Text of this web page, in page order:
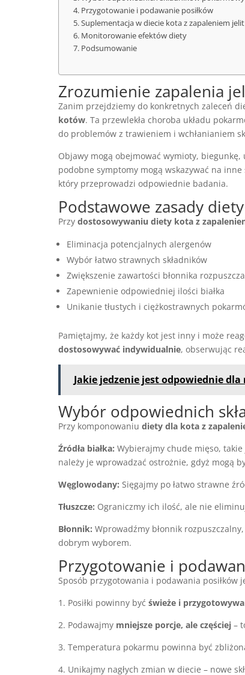
Przygotowanie i podawanie posiłków
Suplementacja w diecie kota z zapaleniem jelit
Monitorowanie efektów diety
Podsumowanie
Zrozumienie zapalenia
Zanim przejdziemy do konkretnych zaleceń
kotów. Ta przewlekła choroba układu
do problemów z trawieniem i wchłanianiem
Objawy mogą obejmować wymioty,
podobne symptomy mogą wskazywać na
który przeprowadzi odpowiednie badania.
Podstawowe zasady
Przy dostosowywaniu diety kota z
Eliminacja potencjalnych alergenów
Wybór łatwo strawnych składników
Zwiększenie zawartości błonnika
Zapewnienie odpowiedniej ilości białka
Unikanie tłustych i ciężkostrawnych
Pamiętajmy, że każdy kot jest inny i może
dostosowywać indywidualnie, obserwując
Jakie jedzenie jest odpowiednie dla
Wybór odpowiednich
Przy komponowaniu diety dla kota z
Źródła białka: Wybierajmy chude mięso,
należy je wprowadzać ostrożnie, gdyż mogą
Węglowodany: Sięgajmy po łatwo strawne
Tłuszcze: Ograniczmy ich ilość, ale nie
Błonnik: Wprowadźmy błonnik
dobrym wyborem.
Przygotowanie i
Sposób przygotowania i podawania posiłków
1. Posiłki powinny być świeże i
2. Podawajmy mniejsze porcje, ale częściej –
3. Temperatura pokarmu powinna być
4. Unikajmy nagłych zmian w diecie – nowe